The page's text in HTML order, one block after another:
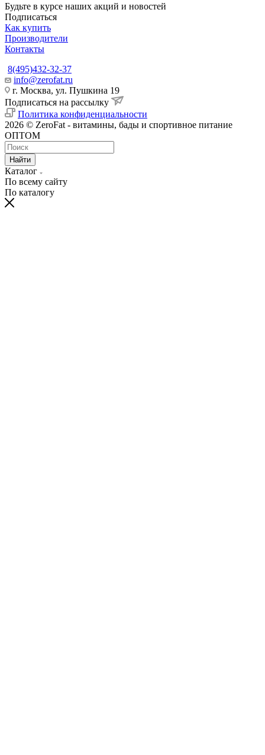
Будьте в курсе наших акций и новостей
Подписаться
Как купить
Производители
Контакты
8(495)432-32-37
info@zerofat.ru
г. Москва, ул. Пушкина 19
Подписаться на рассылку
Политика конфиденциальности
2026 © ZeroFat - витамины, бады и спортивное питание
ОПТОМ
Найти
Каталог
По всему сайту
По каталогу